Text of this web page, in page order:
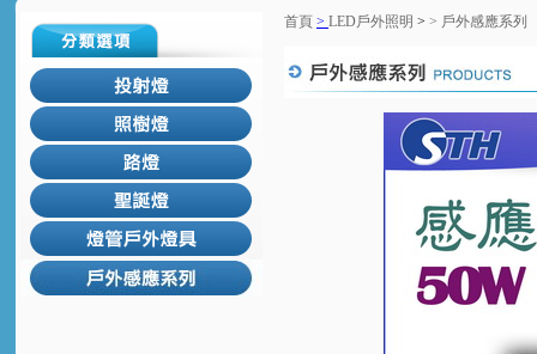
首頁 > LED戶外照明 > > 戶外感應系列